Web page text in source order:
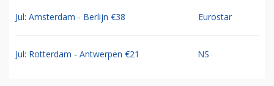
Jul: Amsterdam - Berlijn €38 Eurostar
Jul: Rotterdam - Antwerpen €21 NS